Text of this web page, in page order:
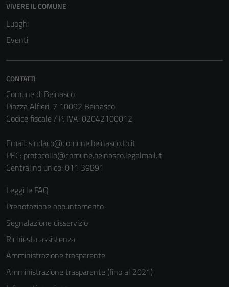
VIVERE IL COMUNE
Luoghi
Eventi
CONTATTI
Comune di Beinasco
Piazza Alfieri, 7 10092 Beinasco
Codice fiscale / P. IVA: 02042100012
Email: sindaco@comune.beinasco.to.it
PEC: protocollo@comune.beinasco.legalmail.it
Centralino unico: 011 39891
Leggi le FAQ
Prenotazione appuntamento
Segnalazione disservizio
Richiesta assistenza
Amministrazione trasparente
Amministrazione trasparente (fino al 2021)